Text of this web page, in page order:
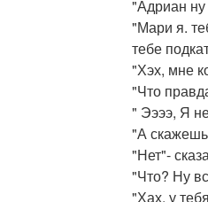
"Адриан ну
"Мари я.
тебе
"Хэх, мне
"Что
" Ээээ, Я
"А
"Нет"-
"Что? Ну
"Хах, у